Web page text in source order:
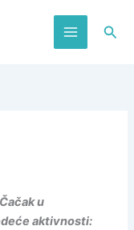
u
aktivnosti: